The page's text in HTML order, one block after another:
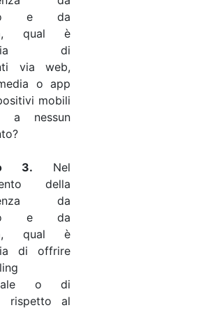
e da
qual è
di
via web,
o app
mobili
a nessun
3. Nel
della
da
e da
qual è
di offrire
o di
rispetto al